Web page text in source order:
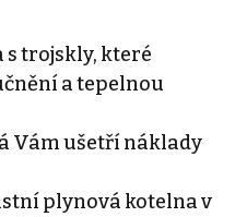
s trojskly, které
a tepelnou
Vám ušetří náklady
plynová kotelna v